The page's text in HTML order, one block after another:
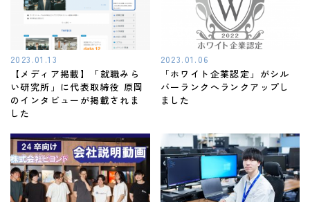
2023.01.13
【メディア掲載】「就職みら
い研究所」に代表取締役 原岡
のインタビューが掲載されま
した
2023.01.06
「ホワイト企業認定」がシル
バーランクへランクアップし
ました